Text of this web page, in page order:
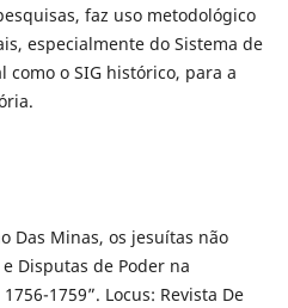
faz uso metodológico
especialmente do Sistema de
como o SIG histórico, para a
Das Minas, os jesuítas não
Disputas de Poder na
1759”. Locus: Revista De